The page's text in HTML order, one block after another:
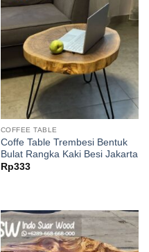
COFFEE TABLE
Coffe Table Trembesi Bentuk
Bulat Rangka Kaki Besi Jakarta
Rp333